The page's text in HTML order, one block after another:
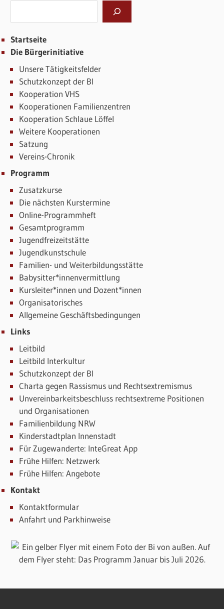
Startseite
Die Bürgerinitiative
Unsere Tätigkeitsfelder
Schutzkonzept der BI
Kooperation VHS
Kooperationen Familienzentren
Kooperation Schlaue Löffel
Weitere Kooperationen
Satzung
Vereins-Chronik
Programm
Zusatzkurse
Die nächsten Kurstermine
Online-Programmheft
Gesamtprogramm
Jugendfreizeitstätte
Jugendkunstschule
Familien- und Weiterbildungsstätte
Babysitter*innenvermittlung
Kursleiter*innen und Dozent*innen
Organisatorisches
Allgemeine Geschäftsbedingungen
Links
Leitbild
Leitbild Interkultur
Schutzkonzept der BI
Charta gegen Rassismus und Rechtsextremismus
Unvereinbarkeitsbeschluss rechtsextreme Positionen
und Organisationen
Familienbildung NRW
Kinderstadtplan Innenstadt
Für Zugewanderte: InteGreat App
Frühe Hilfen: Netzwerk
Frühe Hilfen: Angebote
Kontakt
Kontaktformular
Anfahrt und Parkhinweise